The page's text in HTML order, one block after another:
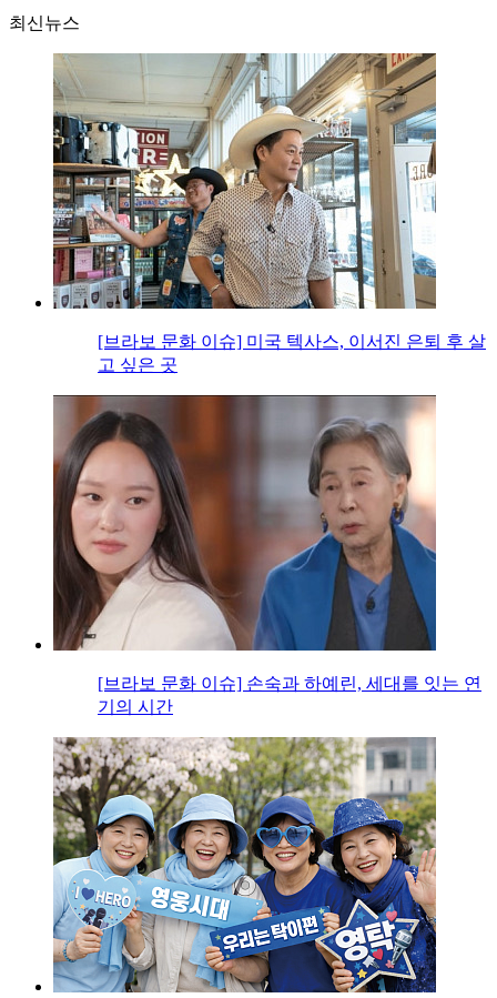
최신뉴스
[브라보 문화 이슈] 미국 텍사스, 이서진 은퇴 후 살
고 싶은 곳
[브라보 문화 이슈] 손숙과 하예린, 세대를 잇는 연
기의 시간